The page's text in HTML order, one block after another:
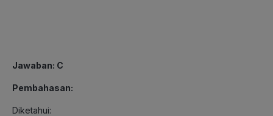
Jawaban: C
Pembahasan:
Diketahui: